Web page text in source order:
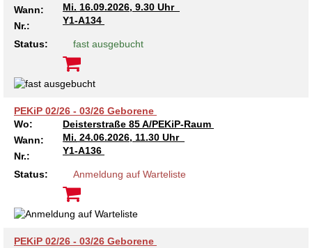
Wann:
Mi. 16.09.2026, 9.30 Uhr
Nr.:
Y1-A134
Status: fast ausgebucht
PEKiP 02/26 - 03/26 Geborene
Wo:
Deisterstraße 85 A/PEKiP-Raum
Wann:
Mi. 24.06.2026, 11.30 Uhr
Nr.:
Y1-A136
Status: Anmeldung auf Warteliste
PEKiP 02/26 - 03/26 Geborene